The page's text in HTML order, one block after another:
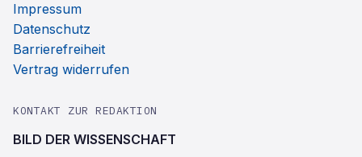
Impressum
Datenschutz
Barrierefreiheit
Vertrag widerrufen
KONTAKT ZUR REDAKTION
BILD DER WISSENSCHAFT